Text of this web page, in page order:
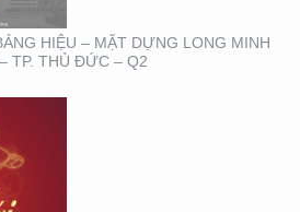
HIỆU – MẶT DỰNG LONG MINH
TP. THỦ ĐỨC – Q2
2020